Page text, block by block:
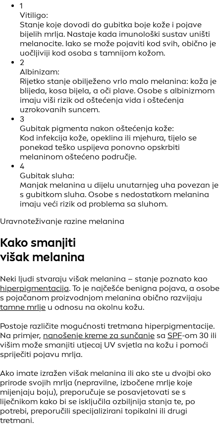
1
Vitiligo:
Stanje koje dovodi do gubitka boje kože i pojave
bijelih mrlja. Nastaje kada imunološki sustav uništi
melanocite. Iako se može pojaviti kod svih, obično je
uočljiviji kod osoba s tamnijom kožom.
2
Albinizam:
Rijetko stanje obilježeno vrlo malo melanina: koža je
blijeda, kosa bijela, a oči plave. Osobe s albinizmom
imaju viši rizik od oštećenja vida i oštećenja
uzrokovanih suncem.
3
Gubitak pigmenta nakon oštećenja kože:
Kod infekcija kože, opeklina ili mjehura, tijelo se
ponekad teško uspijeva ponovno opskrbiti
melaninom oštećeno područje.
4
Gubitak sluha:
Manjak melanina u dijelu unutarnjeg uha povezan je
s gubitkom sluha. Osobe s nedostatkom melanina
imaju veći rizik od problema sa sluhom.
Uravnoteživanje razine melanina
Kako smanjiti
višak melanina
Neki ljudi stvaraju višak melanina – stanje poznato kao
hiperpigmentacija. To je najčešće benigna pojava, a osobe
s pojačanom proizvodnjom melanina obično razvijaju
tamne mrlje u odnosu na okolnu kožu.
Postoje različite mogućnosti tretmana hiperpigmentacije.
Na primjer, nanošenje kreme za sunčanje sa SPF-om 30 ili
višim može smanjiti utjecaj UV svjetla na kožu i pomoći
spriječiti pojavu mrlja.
Ako imate izražen višak melanina ili ako ste u dvojbi oko
prirode svojih mrlja (nepravilne, izbočene mrlje koje
mijenjaju boju), preporučuje se posavjetovati se s
liječnikom kako bi se isključila ozbiljnija stanja te, po
potrebi, preporučili specijalizirani topikalni ili drugi
tretmani.